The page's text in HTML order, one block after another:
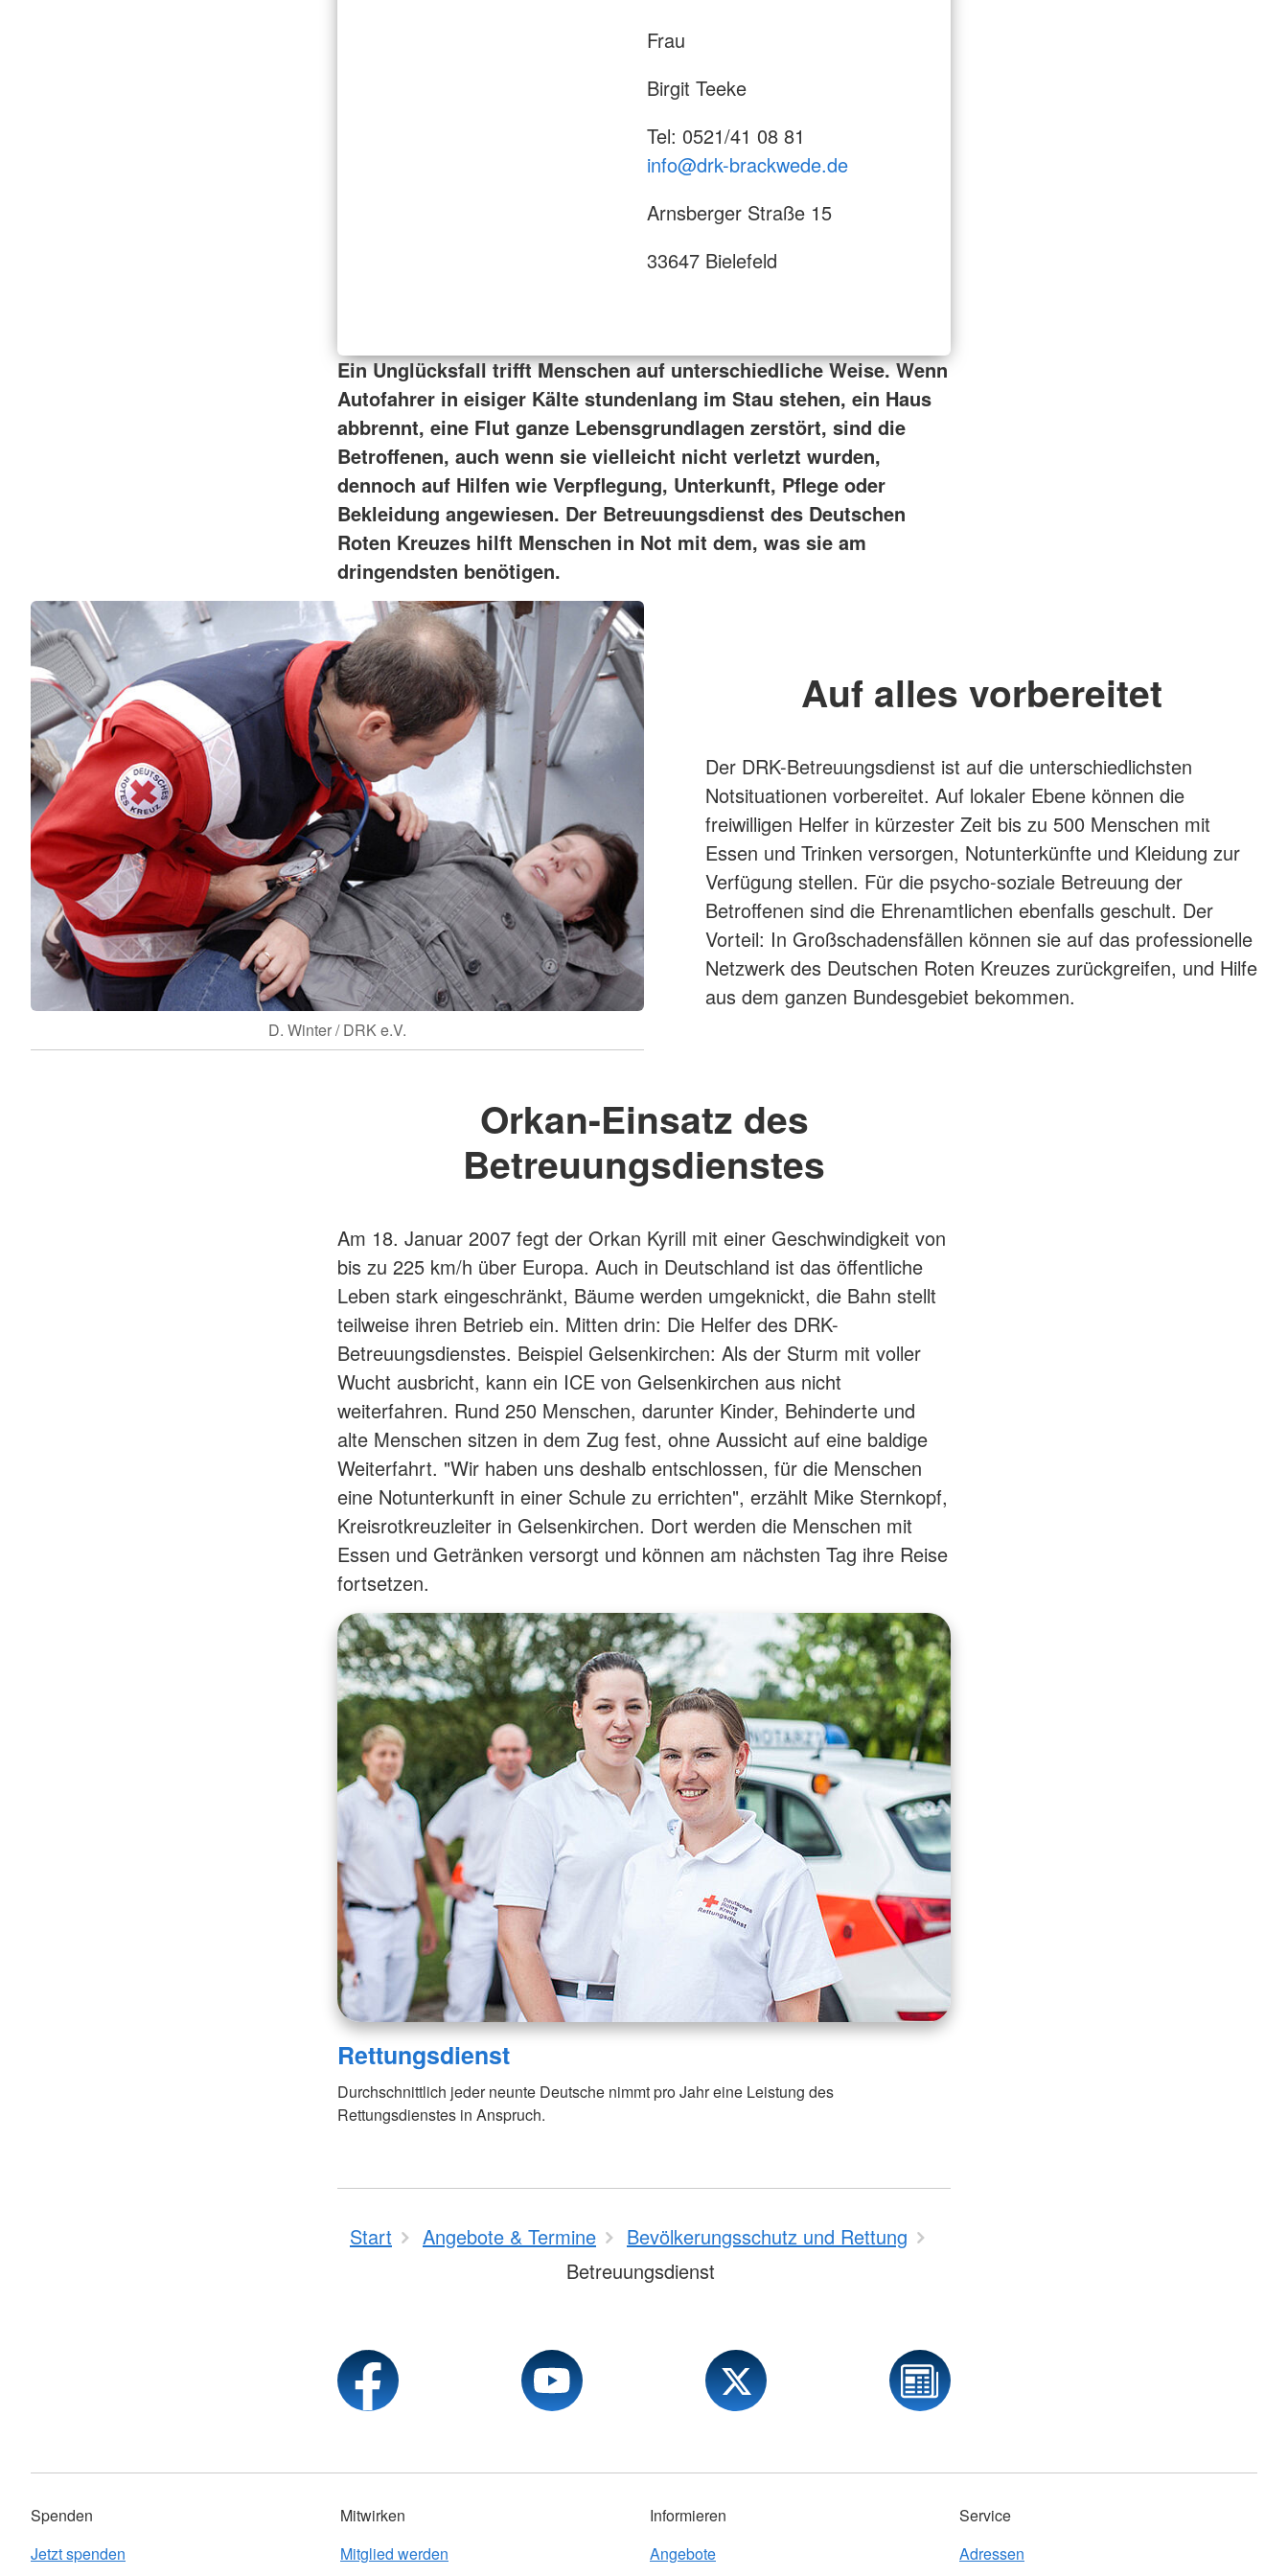
Frau
Birgit Teeke
Tel: 0521/41 08 81
info@drk-brackwede.de
Arnsberger Straße 15
33647 Bielefeld
Ein Unglücksfall trifft Menschen auf unterschiedliche Weise. Wenn
Autofahrer in eisiger Kälte stundenlang im Stau stehen, ein Haus
abbrennt, eine Flut ganze Lebensgrundlagen zerstört, sind die
Betroffenen, auch wenn sie vielleicht nicht verletzt wurden,
dennoch auf Hilfen wie Verpflegung, Unterkunft, Pflege oder
Bekleidung angewiesen. Der Betreuungsdienst des Deutschen
Roten Kreuzes hilft Menschen in Not mit dem, was sie am
dringendsten benötigen.
D. Winter / DRK e.V.
Auf alles vorbereitet
Der DRK-Betreuungsdienst ist auf die unterschiedlichsten
Notsituationen vorbereitet. Auf lokaler Ebene können die
freiwilligen Helfer in kürzester Zeit bis zu 500 Menschen mit
Essen und Trinken versorgen, Notunterkünfte und Kleidung zur
Verfügung stellen. Für die psycho-soziale Betreuung der
Betroffenen sind die Ehrenamtlichen ebenfalls geschult. Der
Vorteil: In Großschadensfällen können sie auf das professionelle
Netzwerk des Deutschen Roten Kreuzes zurückgreifen, und Hilfe
aus dem ganzen Bundesgebiet bekommen.
Orkan-Einsatz des
Betreuungsdienstes
Am 18. Januar 2007 fegt der Orkan Kyrill mit einer Geschwindigkeit von
bis zu 225 km/h über Europa. Auch in Deutschland ist das öffentliche
Leben stark eingeschränkt, Bäume werden umgeknickt, die Bahn stellt
teilweise ihren Betrieb ein. Mitten drin: Die Helfer des DRK-
Betreuungsdienstes. Beispiel Gelsenkirchen: Als der Sturm mit voller
Wucht ausbricht, kann ein ICE von Gelsenkirchen aus nicht
weiterfahren. Rund 250 Menschen, darunter Kinder, Behinderte und
alte Menschen sitzen in dem Zug fest, ohne Aussicht auf eine baldige
Weiterfahrt. "Wir haben uns deshalb entschlossen, für die Menschen
eine Notunterkunft in einer Schule zu errichten", erzählt Mike Sternkopf,
Kreisrotkreuzleiter in Gelsenkirchen. Dort werden die Menschen mit
Essen und Getränken versorgt und können am nächsten Tag ihre Reise
fortsetzen.
Rettungsdienst
Durchschnittlich jeder neunte Deutsche nimmt pro Jahr eine Leistung des
Rettungsdienstes in Anspruch.
Start Angebote & Termine
Bevölkerungsschutz und Rettung
Betreuungsdienst
Spenden
Jetzt spenden
Mitwirken
Mitglied werden
Informieren
Angebote
Service
Adressen